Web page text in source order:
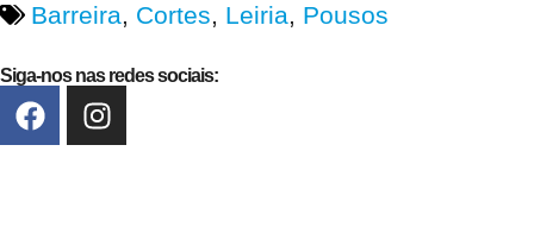
Barreira, Cortes, Leiria, Pousos
Siga-nos nas redes sociais: